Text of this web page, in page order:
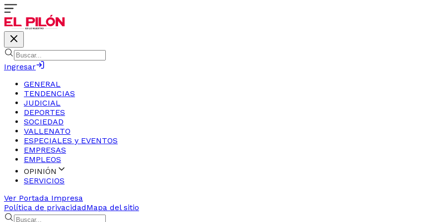
Ingresar
GENERAL
TENDENCIAS
JUDICIAL
DEPORTES
SOCIEDAD
VALLENATO
ESPECIALES y EVENTOS
EMPRESAS
EMPLEOS
OPINIÓN
SERVICIOS
Ver Portada Impresa
Política de privacidadMapa del sitio